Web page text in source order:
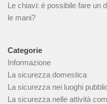
Le chiavi: è possibile fare un
le mani?
Categorie
Informazione
La sicurezza domestica
La sicurezza nei luoghi
La sicurezza nelle attività